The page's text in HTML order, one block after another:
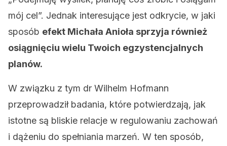
mój cel”. Jednak interesujące jest odkrycie, w jaki
sposób efekt Michała Anioła sprzyja również
osiągnięciu wielu Twoich egzystencjalnych
planów.
W związku z tym dr Wilhelm Hofmann
przeprowadził badania, które potwierdzają, jak
istotne są bliskie relacje w regulowaniu zachowań
i dążeniu do spełniania marzeń. W ten sposób,